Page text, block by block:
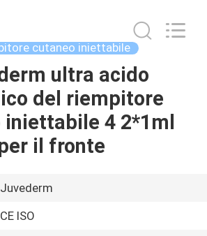
cutaneo iniettabile
ultra acido
del riempitore
iniettabile 4 2*1ml
il fronte
Juvederm
CE ISO